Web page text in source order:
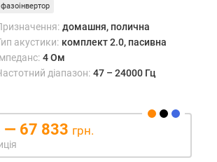
фазоінвертор
домашня, полична
акустики: комплект 2.0, пасивна
4 Ом
діапазон: 47 – 24000 Гц
— 67 833 грн.